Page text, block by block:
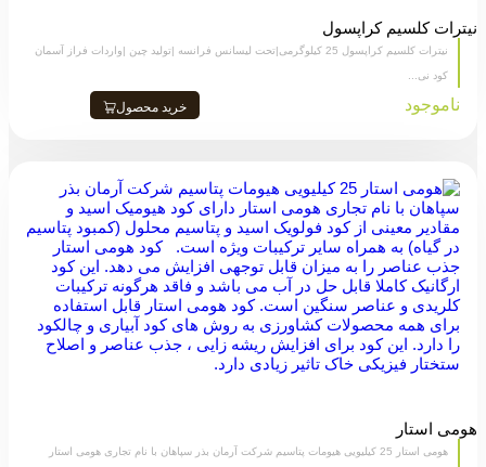
نیترات کلسیم کراپسول
نیترات کلسیم کراپسول 25 کیلوگرمی|تحت لیسانس فرانسه |تولید چین |واردات فراز آسمان
کود نی...
ناموجود خرید محصول
هومی استار
هومی استار 25 کیلیویی هیومات پتاسیم شرکت آرمان بذر سپاهان با نام تجاری هومی استار